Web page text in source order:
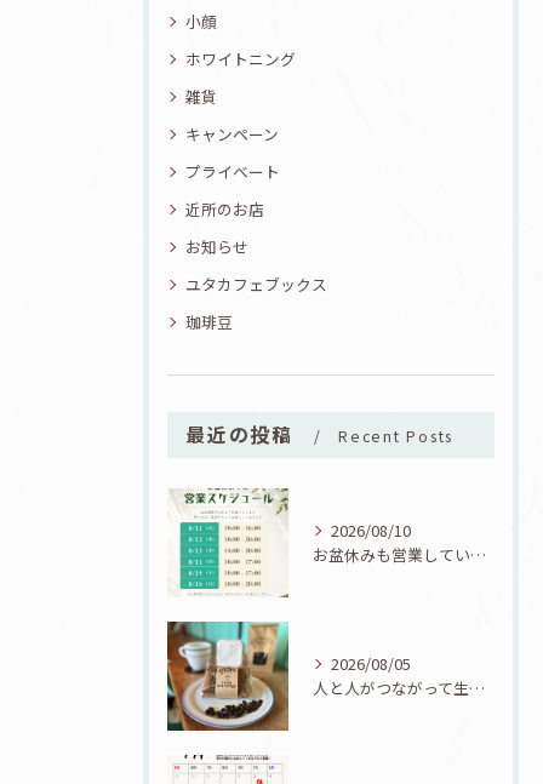
小顔
ホワイトニング
雑貨
キャンペーン
プライベート
近所のお店
お知らせ
ユタカフェブックス
珈琲豆
最近の投稿 Recent Posts
2026/08/10
お盆休みも営業しています｜山形市のリラクゼーションスペース・ユタカフェ
2026/08/05
人と人がつながって生まれた一品！ユタカフェオリジナルコーヒーシフォン誕生！